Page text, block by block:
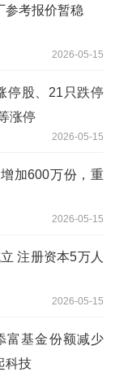
参考报价暂稳
2026-05-15
停股、21只跌停
涨停
2026-05-15
加600万份，重
2026-05-15
注册资本5万人
2026-05-15
富基金份额减少
科技